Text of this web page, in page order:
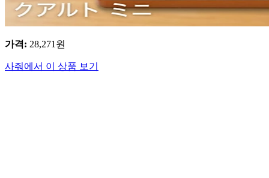
가격: 28,271 원
사줘에서 이 상품 보기